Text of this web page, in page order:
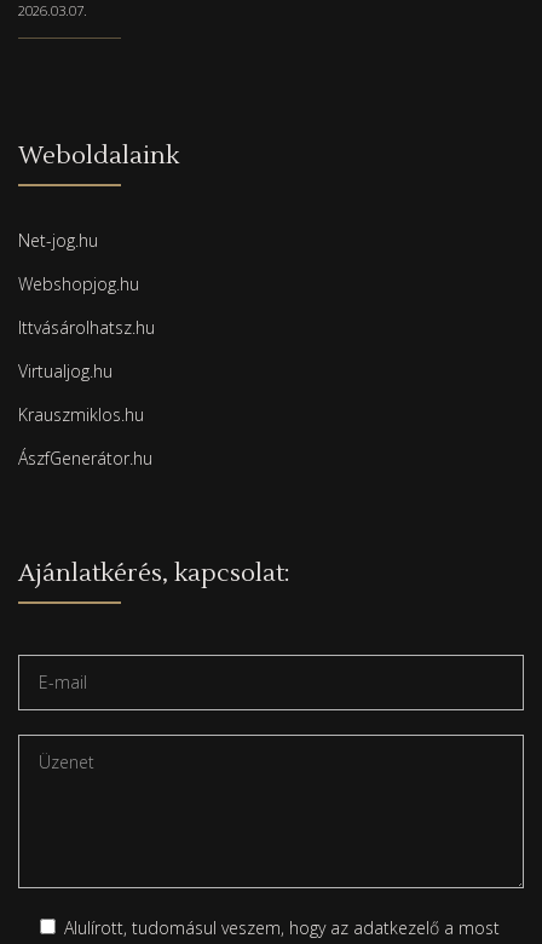
2026.03.07.
Weboldalaink
Net-jog.hu
Webshopjog.hu
Ittvásárolhatsz.hu
Virtualjog.hu
Krauszmiklos.hu
ÁszfGenerátor.hu
Ajánlatkérés, kapcsolat:
Alulírott, tudomásul veszem, hogy az adatkezelő a most